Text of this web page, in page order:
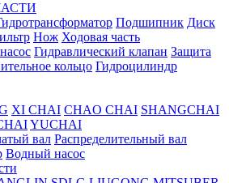
Подшипник Диск
Нож Ходовая часть
Гидравлический клапан Защита
кольцо Гидроцилиндр
XI CHAI CHAO CHAI SHANGCHAI
YUCHAI
вал Распределительный вал
Водный насос